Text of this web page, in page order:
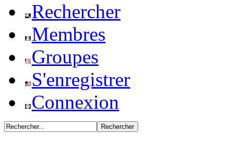
Rechercher
Membres
Groupes
S'enregistrer
Connexion